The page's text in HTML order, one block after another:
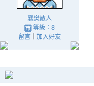
襄樊散人
等級：8
留言｜ 加入好友